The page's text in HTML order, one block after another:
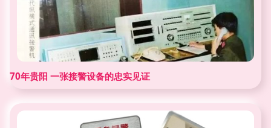
70年贵阳 一张接警设备的忠实见证